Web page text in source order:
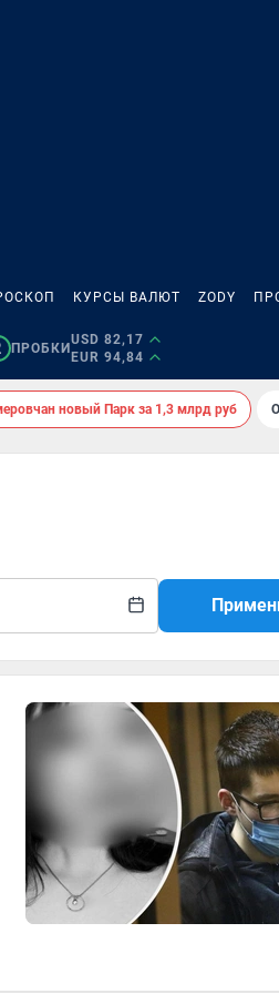
КУРСЫ ВАЛЮТ ZODY
ПРОБКИ
USD 82,17
EUR 94,84
новый Парк за 1,3 млрд руб